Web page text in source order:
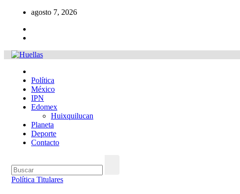
contenido
agosto 7, 2026
Política
México
IPN
Edomex
Huixquilucan
Planeta
Deporte
Contacto
Política Titulares